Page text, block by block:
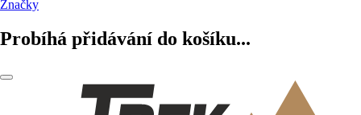
Značky
Probíhá přidávání do košíku...